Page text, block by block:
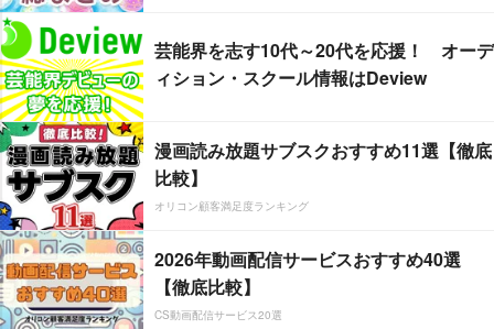
芸能界を志す10代～20代を応援！ オーデ
ィション・スクール情報はDeview
漫画読み放題サブスクおすすめ11選【徹底
比較】
オリコン顧客満足度ランキング
2026年動画配信サービスおすすめ40選
【徹底比較】
CS動画配信サービス20選